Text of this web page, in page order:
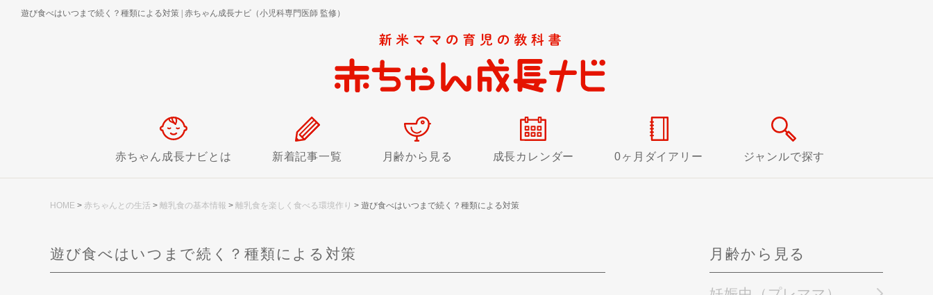
遊び食べはいつまで続く？種類による対策 赤ちゃん成長ナビ（小児科専門医師 監修）
赤ちゃん成長ナビとは 新着記事一覧 月齢から見る 成長カレンダー 0ヶ月ダイアリー ジャンルで探す
HOME > 赤ちゃんとの生活 > 離乳食の基本情報 > 離乳食を楽しく食べる環境作り > 遊び食べはいつまで続く？種類による対策
遊び食べはいつまで続く？種類による対策 月齢から見る